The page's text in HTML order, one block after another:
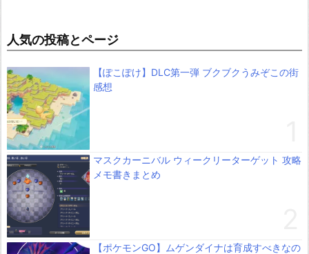
人気の投稿とページ
【ぽこぽけ】DLC第一弾 ブクブクうみぞこの街
感想
マスクカーニバル ウィークリーターゲット 攻略
メモ書きまとめ
【ポケモンGO】ムゲンダイナは育成すべきなの